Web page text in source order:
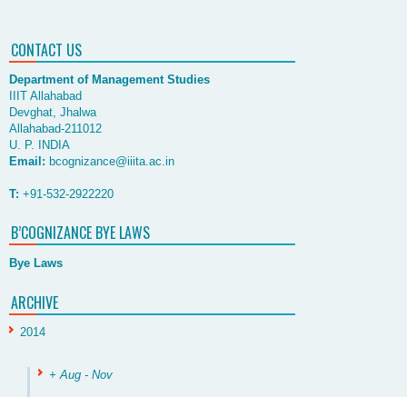
CONTACT US
Department of Management Studies
IIIT Allahabad
Devghat, Jhalwa
Allahabad-211012
U. P. INDIA
Email: bcognizance@iiita.ac.in
T: +91-532-2922220
B’COGNIZANCE BYE LAWS
Bye Laws
ARCHIVE
2014
+ Aug - Nov